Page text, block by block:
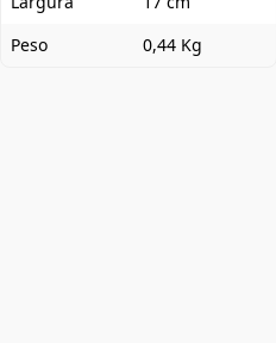
Peso
0,44 Kg